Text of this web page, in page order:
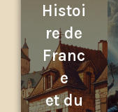
Histoi
re de
Franc
e
et du